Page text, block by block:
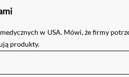
w USA. Mówi, że firmy
produkty.